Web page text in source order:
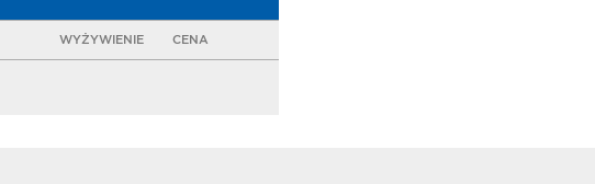
WYŻYWIENIE CENA